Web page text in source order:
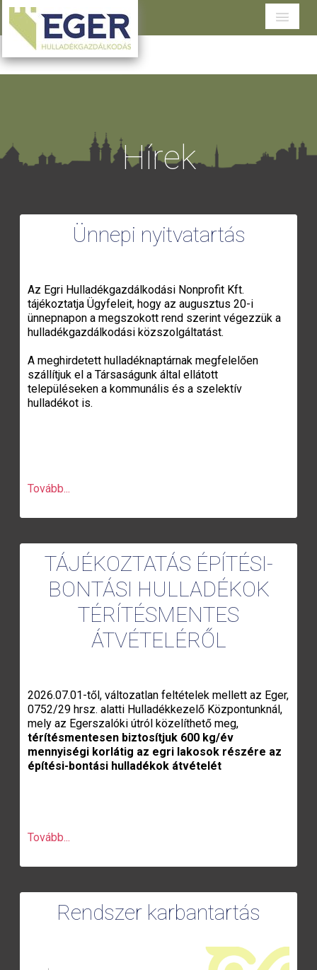
Dokumentumtár Hírek
Ünnepi nyitvatartás
Az Egri Hulladékgazdálkodási Nonprofit Kft.
tájékoztatja Ügyfeleit, hogy az augusztus 20-i
ünnepnapon a megszokott rend szerint végezzük a
hulladékgazdálkodási közszolgáltatást.
A meghirdetett hulladéknaptárnak megfelelően
szállítjuk el a Társaságunk által ellátott
településeken a kommunális és a szelektív
hulladékot is.
Tovább...
TÁJÉKOZTATÁS ÉPÍTÉSI-
BONTÁSI HULLADÉKOK
TÉRÍTÉSMENTES
ÁTVÉTELÉRŐL
2026.07.01-től, változatlan feltételek mellett az Eger,
0752/29 hrsz. alatti Hulladékkezelő Központunknál,
mely az Egerszalóki útról közelíthető meg,
térítésmentesen biztosítjuk 600 kg/év
mennyiségi korlátig az egri lakosok részére az
építési-bontási hulladékok átvételét
Tovább...
Rendszer karbantartás